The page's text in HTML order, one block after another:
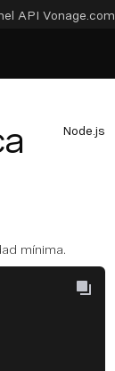
API Vonage.com
Node.js
mínima.